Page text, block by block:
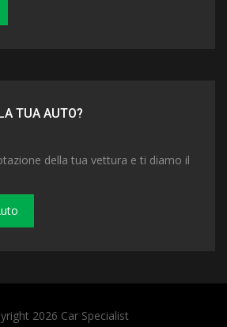
TUA AUTO?
della tua vettura e ti diamo il
2026 Car Specialist